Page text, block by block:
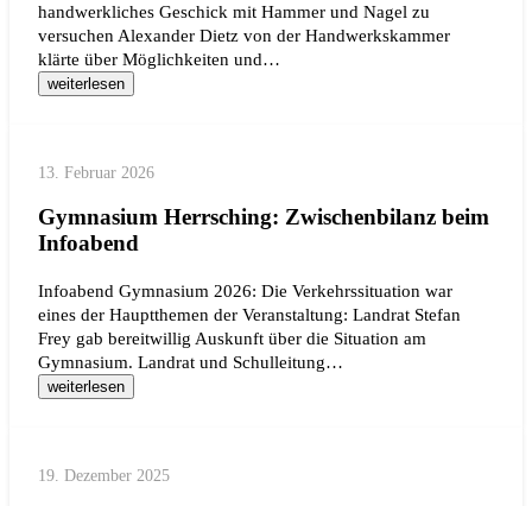
handwerkliches Geschick mit Hammer und Nagel zu
versuchen Alexander Dietz von der Handwerkskammer
klärte über Möglichkeiten und…
weiterlesen
13. Februar 2026
Gymnasium Herrsching: Zwischenbilanz beim
Infoabend
Infoabend Gymnasium 2026: Die Verkehrssituation war
eines der Hauptthemen der Veranstaltung: Landrat Stefan
Frey gab bereitwillig Auskunft über die Situation am
Gymnasium. Landrat und Schulleitung…
weiterlesen
19. Dezember 2025